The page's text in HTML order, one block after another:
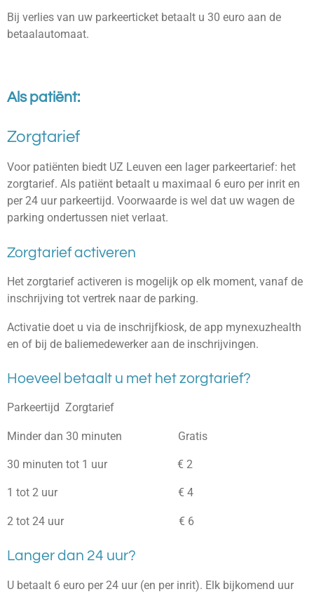
Bij verlies van uw parkeerticket betaalt u 30 euro aan de
betaalautomaat.
Als patiënt:
Zorgtarief
Voor patiënten biedt UZ Leuven een lager parkeertarief: het
zorgtarief. Als patiënt betaalt u maximaal 6 euro per inrit en
per 24 uur parkeertijd. Voorwaarde is wel dat uw wagen de
parking ondertussen niet verlaat.
Zorgtarief activeren
Het zorgtarief activeren is mogelijk op elk moment, vanaf de
inschrijving tot vertrek naar de parking.
Activatie doet u via de inschrijfkiosk, de app mynexuzhealth
en of bij de baliemedewerker aan de inschrijvingen.
Hoeveel betaalt u met het zorgtarief?
Parkeertijd Zorgtarief
Minder dan 30 minuten Gratis
30 minuten tot 1 uur € 2
1 tot 2 uur € 4
2 tot 24 uur € 6
Langer dan 24 uur?
U betaalt 6 euro per 24 uur (en per inrit). Elk bijkomend uur